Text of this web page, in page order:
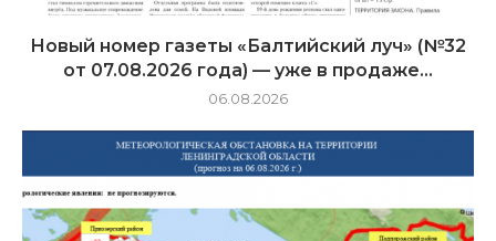
Новый номер газеты «Балтийский луч» (№32
от 07.08.2026 года) — уже в продаже...
06.08.2026